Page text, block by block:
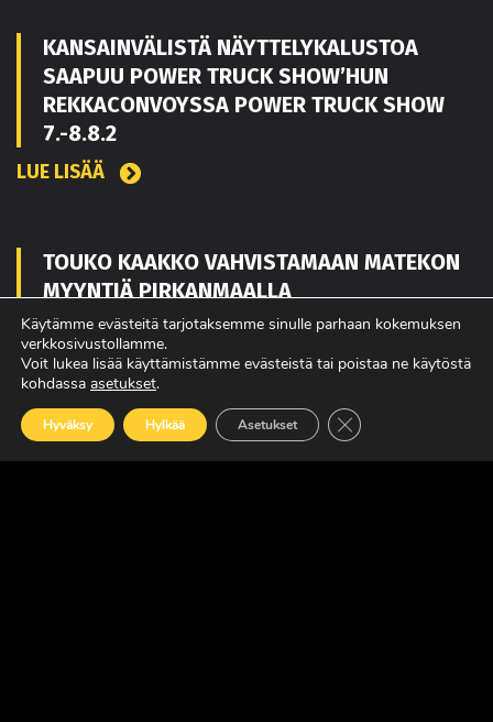
KANSAINVÄLISTÄ NÄYTTELYKALUSTOA
SAAPUU POWER TRUCK SHOW’HUN
REKKACONVOYSSA POWER TRUCK SHOW
7.-8.8.2
LUE LISÄÄ
TOUKO KAAKKO VAHVISTAMAAN MATEKON
MYYNTIÄ PIRKANMAALLA
LUE LISÄÄ
POWER TRUCK SHOW’SSA MUKANA
AMERIKASTA PALAAVA BLUE SCANIA,
Käytämme evästeitä tarjotaksemme sinulle parhaan kokemuksen
verkkosivustollamme.
Voit lukea lisää käyttämistämme evästeistä tai poistaa ne käytöstä
kohdassa asetukset.
Hyväksy Hylkää Asetukset Sulje evästebanneri